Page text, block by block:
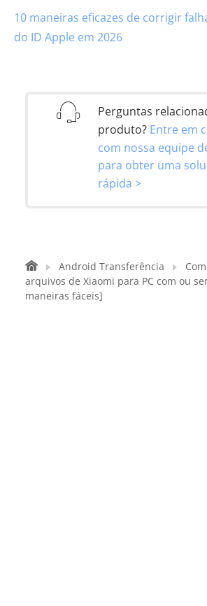
10 maneiras eficazes de corrigir
do ID Apple em 2026
Perguntas
produto? Entre em
com nossa equipe
para obter uma
rápida >
Android Transferência
arquivos de Xiaomi para PC com ou
maneiras fáceis]